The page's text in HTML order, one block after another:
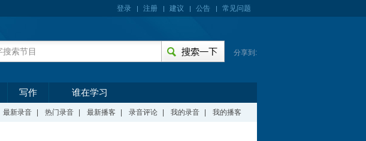
登录 注册 建议 公告 常见问题
分享到:
写作 谁在学习
最新录音 热门录音 最新播客 录音评论 我的录音 我的播客